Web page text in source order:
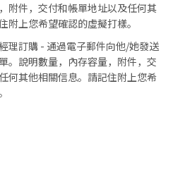
附件，交付和帳單地址以及任何其
附上您希望確認的虛擬打樣。
理訂購 - 通過電子郵件向他/她發送
。說明數量，內存容量，附件，交
何其他相關信息。請記住附上您希